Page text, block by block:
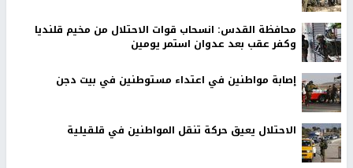
محافظة القدس: انسحاب قوات الاحتلال من مخيم قلنديا
وكفر عقب بعد عدوان استمر يومين
إصابة مواطنين في اعتداء مستوطنين في بيت دجن
الاحتلال يعيق حركة تنقل المواطنين في قلقيلية